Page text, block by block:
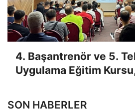
4. Başantrenör ve 5.
Uygulama Eğitim
SON HABERLER